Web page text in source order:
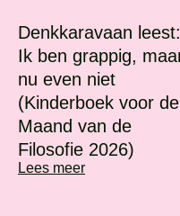
Denkkaravaan leest:
Ik ben grappig,
nu even niet
(Kinderboek voor de
Maand van de
Filosofie 2026)
Lees meer